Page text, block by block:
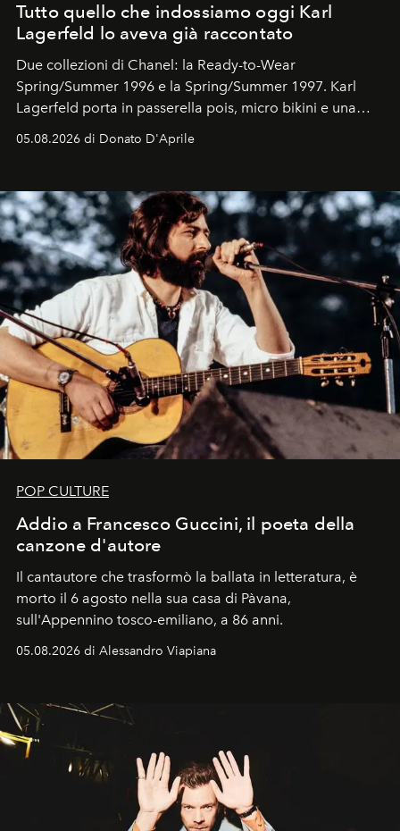
Tutto quello che indossiamo oggi Karl
Lagerfeld lo aveva già raccontato
Due collezioni di Chanel: la Ready-to-Wear
Spring/Summer 1996 e la Spring/Summer 1997. Karl
Lagerfeld porta in passerella pois, micro bikini e una
logomania pensata per la spiaggia
Kate, Claudia e Carla una dietro l'altra. Trent'anni dopo,
uno dei documenti più contemporanei che abbiamo.
05.08.2026 di Donato D'Aprile
POP CULTURE
Addio a Francesco Guccini, il poeta della
canzone d'autore
Il cantautore che trasformò la ballata in letteratura, è
morto il 6 agosto nella sua casa di Pàvana,
sull'Appennino tosco-emiliano, a 86 anni.
05.08.2026 di Alessandro Viapiana